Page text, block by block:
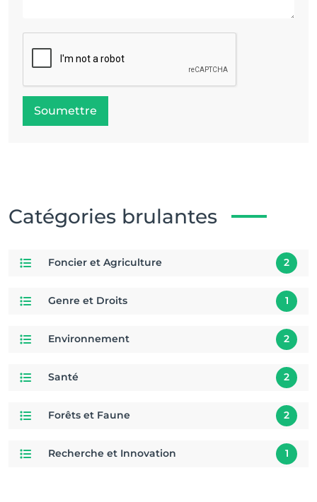
Soumettre
Catégories brulantes
Foncier et Agriculture 2
Genre et Droits 1
Environnement 2
Santé 2
Forêts et Faune 2
Recherche et Innovation 1